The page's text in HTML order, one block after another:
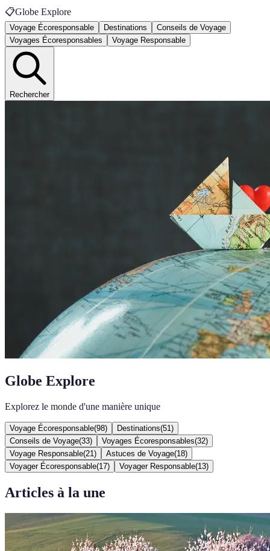
📋Globe Explore
Voyage Écoresponsable Destinations
Conseils de Voyage
Voyages Écoresponsables
Voyage Responsable
Rechercher
Globe Explore
Explorez le monde d'une manière unique
Voyage Écoresponsable(98) Destinations(51 )
Conseils de Voyage(33) Voyages Écoresponsables(32)
Voyage Responsable(21 ) Astuces de Voyage(18)
Voyager Écoresponsable(17) Voyager Responsable(13)
Articles à la une